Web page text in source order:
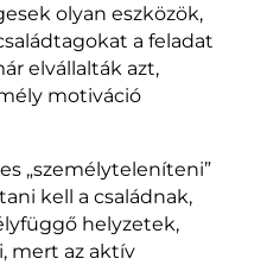
olyan eszközök,
a feladat
elvállalták azt,
motiváció
„személyteleníteni”
kell a családnak,
helyzetek,
mert az aktív